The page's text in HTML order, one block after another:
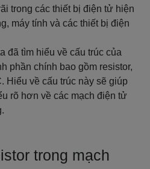
trong các thiết bị điện tử hiện
máy tính và các thiết bị điện
đã tìm hiểu về cấu trúc của
phần chính bao gồm resistor,
Hiểu về cấu trúc này sẽ giúp
rõ hơn về các mạch điện tử
trong mạch